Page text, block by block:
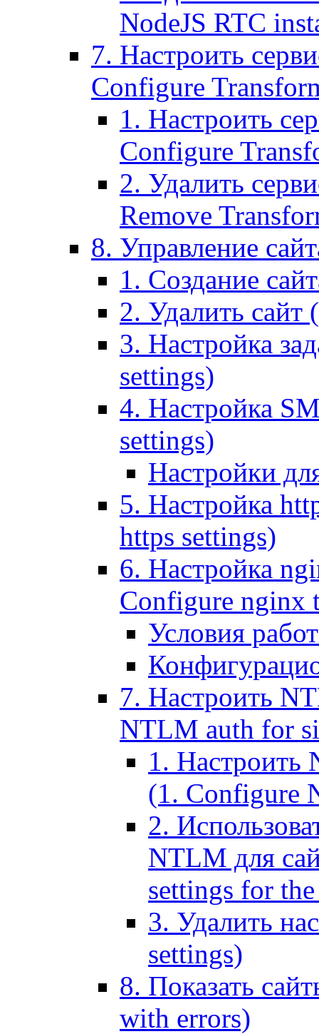
NodeJS RTC
7. Настроить
Configure
1. Настроить
Configure
2. Удалить
Remove
8. Управление
1. Создание
2. Удалить сайт
3. Настройка
settings)
4. Настройка
settings)
Настройки
5. Настройка
https settings)
6. Настройка
Configure nginx
Условия
7. Настроить
NTLM auth for
1. Настроить
(1. Configure
2.
NTLM для
settings for
3. Удалить
settings)
8. Показать
with errors)